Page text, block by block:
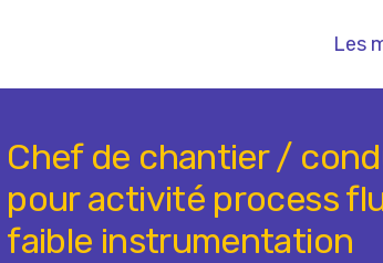
Les
Chef de chantier /
pour activité process
faible instrumentation